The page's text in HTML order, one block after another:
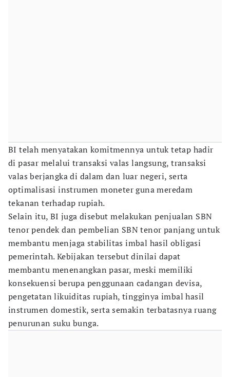
BI telah menyatakan komitmennya untuk tetap hadir
di pasar melalui transaksi valas langsung, transaksi
valas berjangka di dalam dan luar negeri, serta
optimalisasi instrumen moneter guna meredam
tekanan terhadap rupiah.
Selain itu, BI juga disebut melakukan penjualan SBN
tenor pendek dan pembelian SBN tenor panjang untuk
membantu menjaga stabilitas imbal hasil obligasi
pemerintah. Kebijakan tersebut dinilai dapat
membantu menenangkan pasar, meski memiliki
konsekuensi berupa penggunaan cadangan devisa,
pengetatan likuiditas rupiah, tingginya imbal hasil
instrumen domestik, serta semakin terbatasnya ruang
penurunan suku bunga.